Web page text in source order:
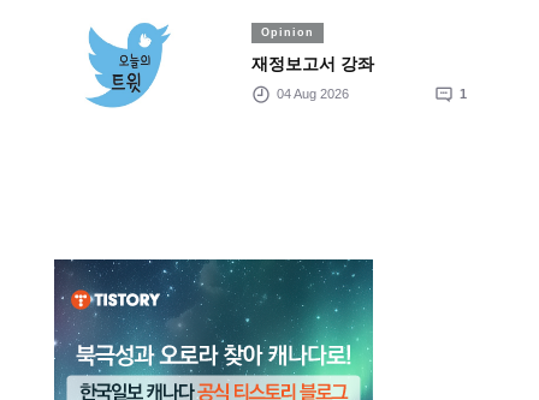
Opinion
재정보고서 강좌
04 Aug 2026 1